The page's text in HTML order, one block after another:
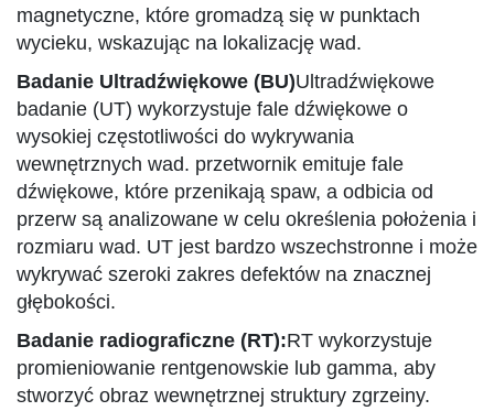
magnetyczne, które gromadzą się w punktach
wycieku, wskazując na lokalizację wad.
Badanie Ultradźwiękowe (BU)Ultradźwiękowe
badanie (UT) wykorzystuje fale dźwiękowe o
wysokiej częstotliwości do wykrywania
wewnętrznych wad. przetwornik emituje fale
dźwiękowe, które przenikają spaw, a odbicia od
przerw są analizowane w celu określenia położenia i
rozmiaru wad. UT jest bardzo wszechstronne i może
wykrywać szeroki zakres defektów na znacznej
głębokości.
Badanie radiograficzne (RT):RT wykorzystuje
promieniowanie rentgenowskie lub gamma, aby
stworzyć obraz wewnętrznej struktury zgrzeiny.